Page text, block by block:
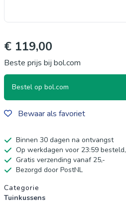
€ 119,00
Beste prijs bij bol.com
Bestel op bol.com
Bewaar als favoriet
Binnen 30 dagen na ontvangst
Op werkdagen voor 23:59 besteld,
Gratis verzending vanaf 25,-
Bezorgd door PostNL
Productgegevens
Categorie
Tuinkussens